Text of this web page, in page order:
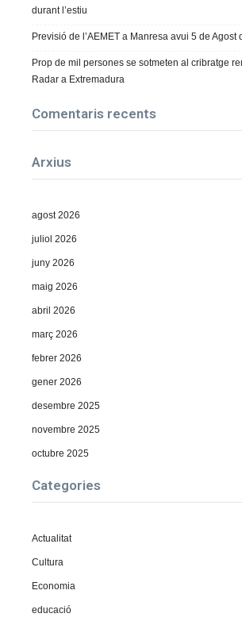
durant l’estiu
Previsió de l’AEMET a Manresa avui 5 de Agost
Prop de mil persones se sotmeten al cribratge
Radar a Extremadura
Comentaris recents
Arxius
agost 2026
juliol 2026
juny 2026
maig 2026
abril 2026
març 2026
febrer 2026
gener 2026
desembre 2025
novembre 2025
octubre 2025
Categories
Actualitat
Cultura
Economia
educació